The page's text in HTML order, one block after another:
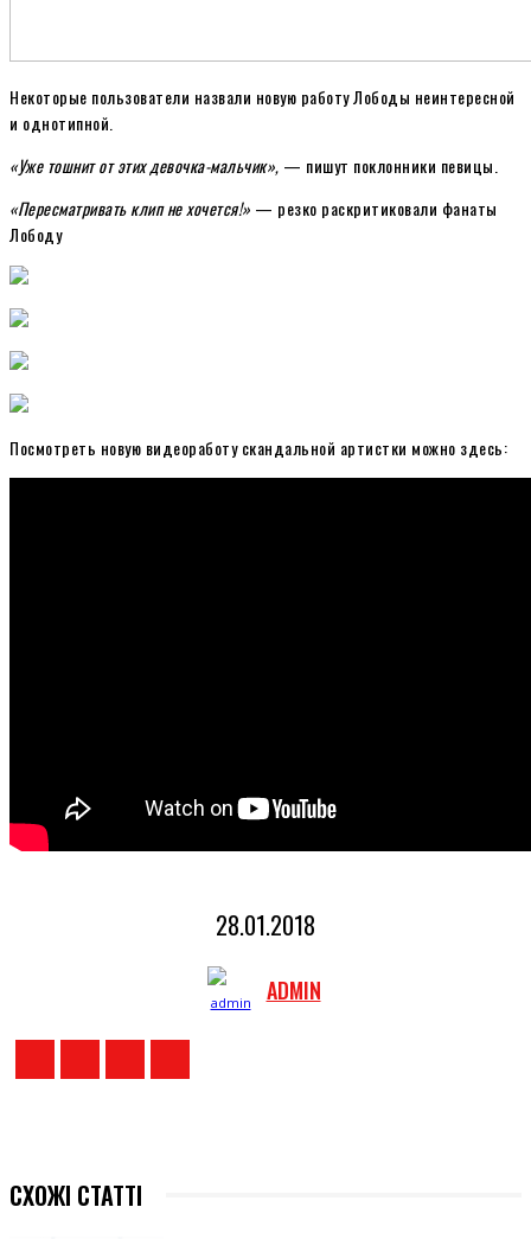
Некоторые пользователи назвали новую работу Лободы неинтересной
и однотипной.
«Уже тошнит от этих девочка-мальчик», — пишут поклонники певицы.
«Пересматривать клип не хочется!» — резко раскритиковали фанаты
Лободу
Посмотреть новую видеоработу скандальной артистки можно здесь:
28.01.2018
ADMIN
СХОЖІ СТАТТІ